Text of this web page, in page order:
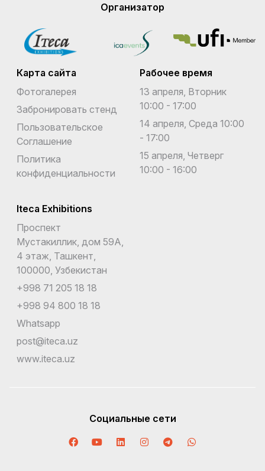
Организатор
Карта сайта
Фотогалерея
Забронировать стенд
Пользовательское
Соглашение
Политика
конфиденциальности
Рабочее время
13 апреля, Вторник
10:00 - 17:00
14 апреля, Среда 10:00
- 17:00
15 апреля, Четверг
10:00 - 16:00
Iteca Exhibitions
Проспект
Мустакиллик, дом 59А,
4 этаж, Ташкент,
100000, Узбекистан
+998 71 205 18 18
+998 94 800 18 18
Whatsapp
post@iteca.uz
www.iteca.uz
Социальные сети